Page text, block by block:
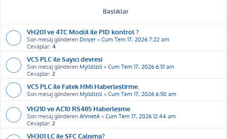
Başlıklar
VH201 ve 4TC Modül ile PID kontrol ?
Son mesaj gönderen Dinçer « Cum Tem 17, 2026 7:22 am
Cevaplar: 4
VC5 PLC ile Sayıcı devresi
Son mesaj gönderen Myildizili « Cum Tem 17, 2026 6:51 am
Cevaplar: 2
VC5 PLC ile Fatek HMi Haberleştirme.
Son mesaj gönderen Myildizili « Cum Tem 17, 2026 6:50 am
VH210 ve AC10 RS485 Haberleşme
Son mesaj gönderen AhmetA « Cum Tem 17, 2026 12:44 am
Cevaplar: 2
VH301 LC ile SFC Çalışma?